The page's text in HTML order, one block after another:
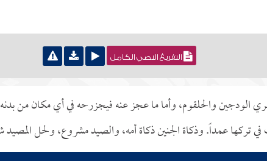
التفريغ النصي الكامل
الودجين والحلقوم، وأما ما عجز عنه فيجزرحه في أي مكان من
تركها عمداً. وذكاة الجنين ذكاة أمه، والصيد مشروع، ولحل